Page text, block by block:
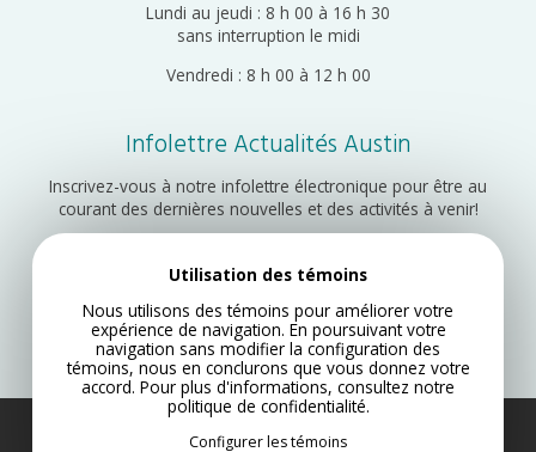
Lundi au jeudi : 8 h 00 à 16 h 30
sans interruption le midi
Vendredi : 8 h 00 à 12 h 00
Infolettre Actualités Austin
Inscrivez-vous à notre infolettre électronique pour être au
courant des dernières nouvelles et des activités à venir!
Utilisation des témoins
Nous utilisons des témoins pour améliorer votre
expérience de navigation. En poursuivant votre
navigation sans modifier la configuration des
témoins, nous en conclurons que vous donnez votre
accord. Pour plus d'informations, consultez notre
politique de confidentialité.
Configurer les témoins